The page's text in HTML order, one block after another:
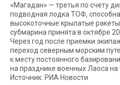
«Магадан» — третья по счету
подводная лодка ТОФ,
высокоточные крылатые
субмарина принята в октябре
Через год после приемки
переход северным морским
к месту постоянного
на празднике военных Лаоса на
Источник: РИА Новости